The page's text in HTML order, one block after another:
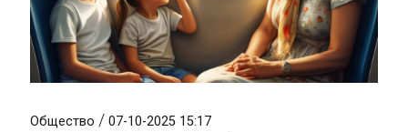
Общество / 07-10-2025 15:17